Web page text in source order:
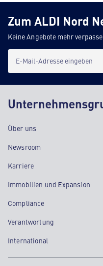
Zum ALDI Nord
Keine Angebote mehr
E-Mail-Adresse eingeben
Über uns
Newsroom
Karriere
Immobilien und Expansion
Compliance
Verantwortung
International